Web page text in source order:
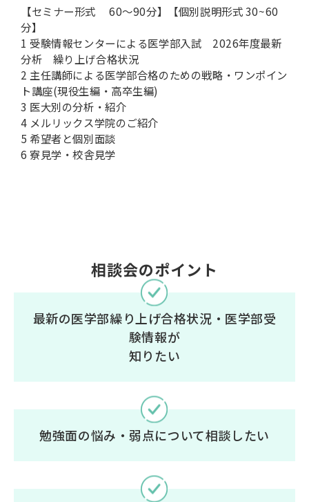
【セミナー形式 60〜90分】【個別説明形式 30~60
分】
1 受験情報センターによる医学部入試 2026年度最新
分析 繰り上げ合格状況
2 主任講師による医学部合格のための戦略・ワンポイン
ト講座(現役生編・高卒生編)
3 医大別の分析・紹介
4 メルリックス学院のご紹介
5 希望者と個別面談
6 寮見学・校舎見学
相談会のポイント
最新の医学部繰り上げ合格状況・医学部受
験情報が
知りたい
勉強面の悩み・弱点について相談したい